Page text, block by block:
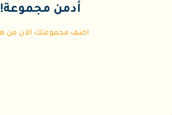
أدمن مجموعة!
اضف مجموعتك الآن من